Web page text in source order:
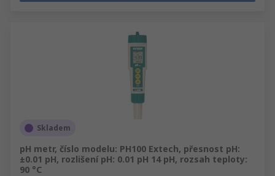
Skladem
pH metr, číslo modelu: PH100 Extech, přesnost pH:
±0.01 pH, rozlišení pH: 0.01 pH 14 pH, rozsah teploty:
90 °C